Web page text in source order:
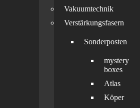
Vakuumtechnik
Verstärkungsfasern
Sonderposten
mystery
boxes
Atlas
Köper